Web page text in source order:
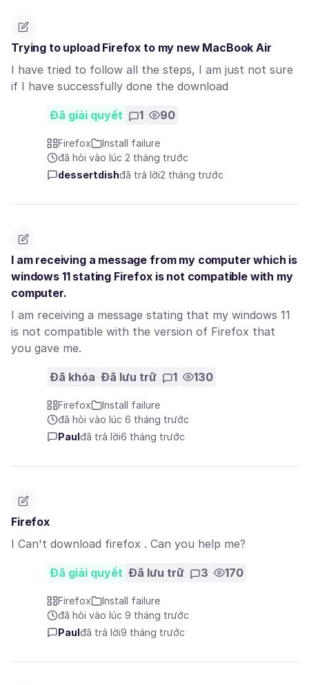
Trying to upload Firefox to my new MacBook Air
I have tried to follow all the steps, I am just not sure
if I have successfully done the download
Đã giải quyết 1 90
Firefox
Install failure
đã hỏi vào lúc 2 tháng trước
dessertdishđã trả lời2 tháng trước
I am receiving a message from my computer which is
windows 11 stating Firefox is not compatible with my
computer.
I am receiving a message stating that my windows 11
is not compatible with the version of Firefox that
you gave me.
Đã khóa Đã lưu trữ 1 130
Firefox
Install failure
đã hỏi vào lúc 6 tháng trước
Paul đã trả lời6 tháng trước
Firefox
I Can't download firefox . Can you help me?
Đã giải quyết Đã lưu trữ 3 170
Firefox
Install failure
đã hỏi vào lúc 9 tháng trước
Paul đã trả lời9 tháng trước